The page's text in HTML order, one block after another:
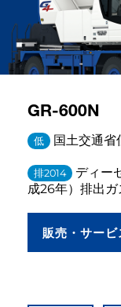
GR-600N
低 国土交通
排2014
ディー
成26年）排出
販売・サー